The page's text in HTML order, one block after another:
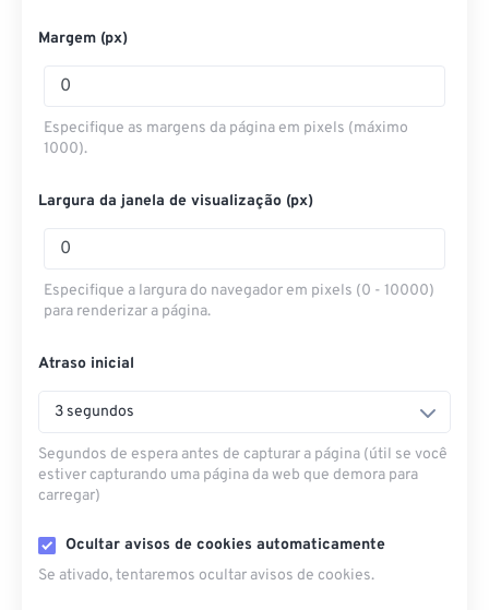
Margem (px)
Especifique as margens da página em pixels (máximo
1000).
Largura da janela de visualização (px)
Especifique a largura do navegador em pixels (0 - 10000)
para renderizar a página.
Atraso inicial
3 segundos
Segundos de espera antes de capturar a página (útil se você
estiver capturando uma página da web que demora para
carregar)
Ocultar avisos de cookies automaticamente
Se ativado, tentaremos ocultar avisos de cookies.